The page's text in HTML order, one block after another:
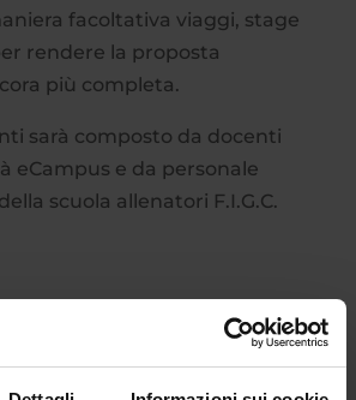
facoltativa viaggi, stage
rendere la proposta
più completa.
sarà composto da docenti
eCampus e da personale
scuola allenatori F.I.G.C.